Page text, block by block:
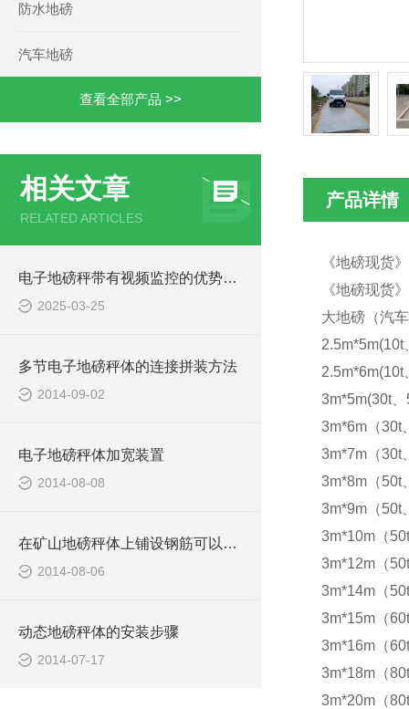
防水地磅
汽车地磅
查看全部产品 >>
相关文章
RELATED ARTICLES
电子地磅秤带有视频监控的优势和重要性
2025-03-25
多节电子地磅秤体的连接拼装方法
2014-09-02
电子地磅秤体加宽装置
2014-08-08
在矿山地磅秤体上铺设钢筋可以防滑
2014-08-06
动态地磅秤体的安装步骤
2014-07-17
产品详情
《地磅现货
《地磅现货
大地磅（汽
2.5m*5m(10t
2.5m*6m(10t
3m*5m(30t、
3m*6m（30t
3m*7m（30t
3m*8m（50t
3m*9m（50t
3m*10m（
3m*12m（
3m*14m（
3m*15m（
3m*16m（
3m*18m（
3m*20m（